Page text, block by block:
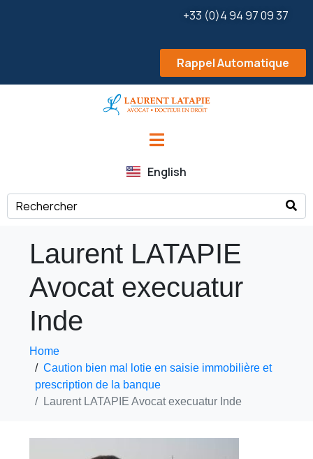
+33 (0)4 94 97 09 37
Rappel Automatique
English
Laurent LATAPIE
Avocat execuatur
Inde
Home
Caution bien mal lotie en saisie immobilière et
prescription de la banque
Laurent LATAPIE Avocat execuatur Inde